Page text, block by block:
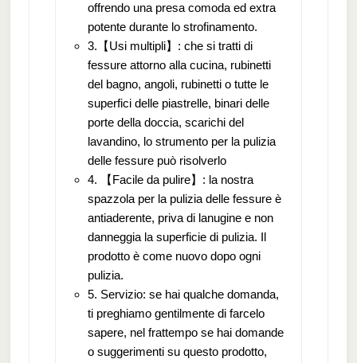
offrendo una presa comoda ed extra
potente durante lo strofinamento.
3.【Usi multipli】: che si tratti di
fessure attorno alla cucina, rubinetti
del bagno, angoli, rubinetti o tutte le
superfici delle piastrelle, binari delle
porte della doccia, scarichi del
lavandino, lo strumento per la pulizia
delle fessure può risolverlo
4. 【Facile da pulire】: la nostra
spazzola per la pulizia delle fessure è
antiaderente, priva di lanugine e non
danneggia la superficie di pulizia. Il
prodotto è come nuovo dopo ogni
pulizia.
5. Servizio: se hai qualche domanda,
ti preghiamo gentilmente di farcelo
sapere, nel frattempo se hai domande
o suggerimenti su questo prodotto,